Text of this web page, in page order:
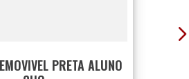
PRETA ALUNO